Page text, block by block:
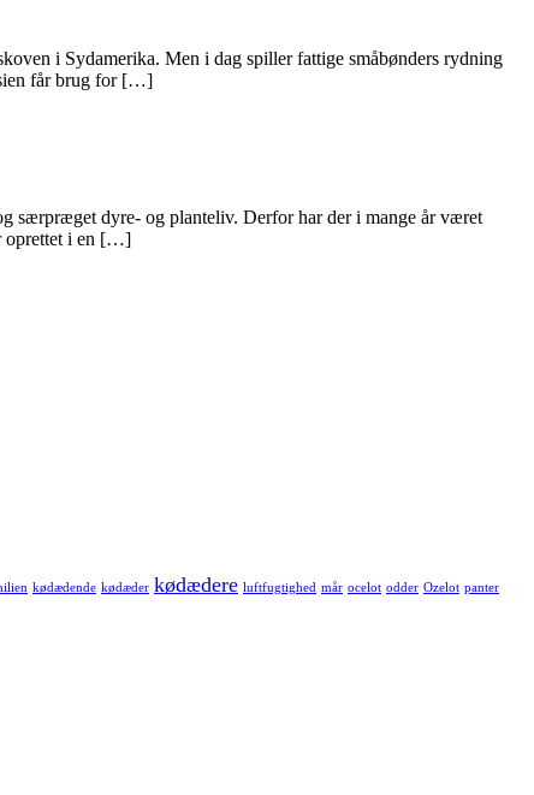
i Sydamerika. Men i dag spiller fattige småbønders rydning
får brug for […]
særpræget dyre- og planteliv. Derfor har der i mange år været
oprettet i en […]
kødædende kødæder kødædere luftfugtighed mår ocelot odder Ozelot panter